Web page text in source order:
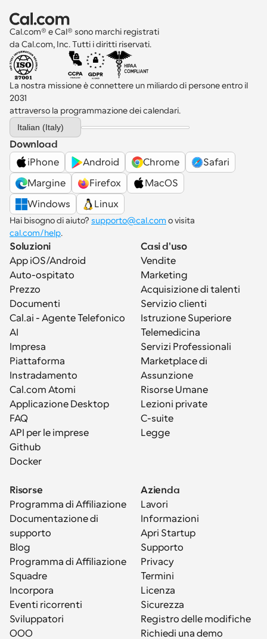
Cal.com® e Cal® sono marchi registrati
da Cal.com, Inc. Tutti i diritti riservati.
La nostra missione è connettere un miliardo di persone entro il
2031
attraverso la programmazione dei calendari.
Select Language
Italian (Italy)
Download
iPhone
Android Chrome
Safari
Margine
Firefox
MacOS
Windows
Linux
Hai bisogno di aiuto? supporto@cal.com
cal.com/help.
Soluzioni
App iOS/Android
Auto-ospitato
Prezzo
Documenti
Cal.ai - Agente Telefonico
AI
Impresa
Piattaforma
Instradamento
Cal.com Atomi
Applicazione Desktop
FAQ
API per le imprese
Github
Docker
Casi d'uso
Vendite
Marketing
Acquisizione di talenti
Servizio clienti
Istruzione Superiore
Telemedicina
Servizi Professionali
Marketplace di
Assunzione
Risorse Umane
Lezioni private
C-suite
Legge
Risorse
Programma di Affiliazione
Documentazione di
supporto
Blog
Programma di Affiliazione
Squadre
Incorpora
Eventi ricorrenti
Sviluppatori
OOO
Azienda
Lavori
Informazioni
Apri Startup
Supporto
Privacy
Termini
Licenza
Sicurezza
Registro delle modifiche
Richiedi una demo